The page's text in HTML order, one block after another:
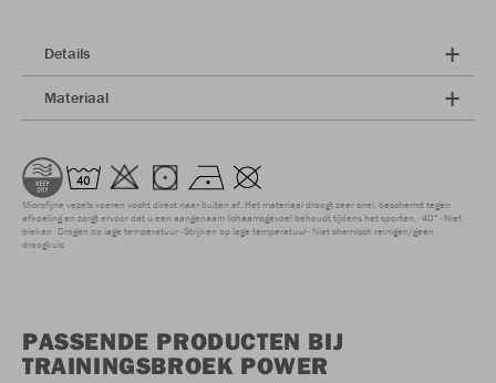
Details
Materiaal
Microfijne vezels voeren vocht direct naar buiten af. Het materiaal droogt zeer snel, beschermt tegen
afkoeling en zorgt ervoor dat u een aangenaam lichaamsgevoel behoudt tijdens het sporten. 40° Niet
bleken Drogen op lage temperatuur Strijken op lage temperatuur Niet chemisch reinigen/geen
droogkuis
PASSENDE PRODUCTEN BIJ
TRAININGSBROEK POWER